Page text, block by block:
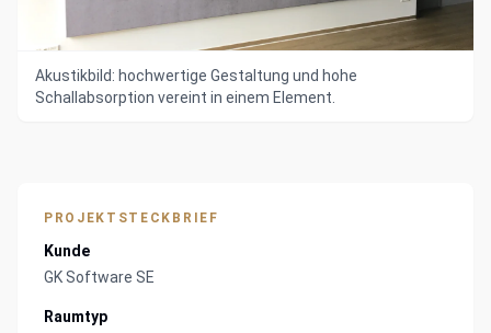
Akustikbild: hochwertige Gestaltung und hohe
Schallabsorption vereint in einem Element.
PROJEKTSTECKBRIEF
Kunde
GK Software SE
Raumtyp